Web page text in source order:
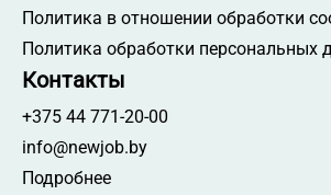
Политика в отношении обработки
Политика обработки персональных
Контакты
+375 44 771-20-00
info@newjob.by
Подробнее